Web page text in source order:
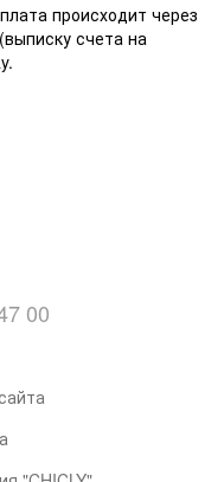
происходит через
счета на
00